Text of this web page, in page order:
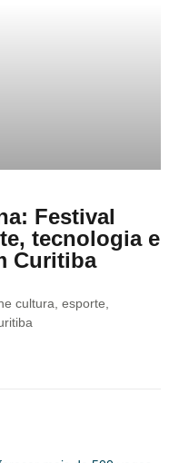
Festival
tecnologia e
Curitiba
cultura, esporte,